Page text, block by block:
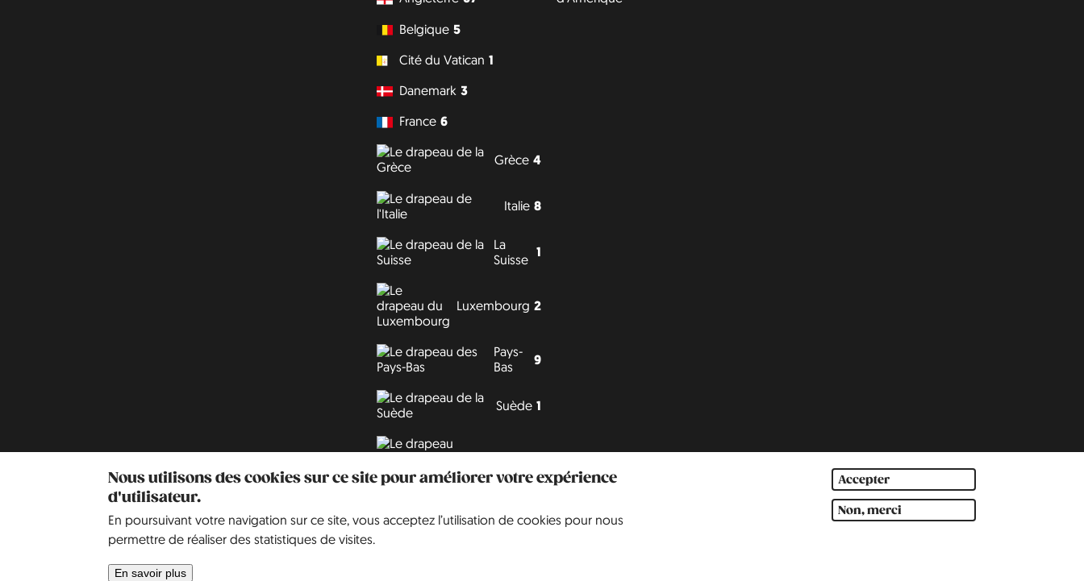
Nous utilisons des cookies sur ce site pour améliorer votre expérience
d'utilisateur.
En poursuivant votre navigation sur ce site, vous acceptez l’utilisation de cookies pour nous
permettre de réaliser des statistiques de visites.
En savoir plus
Accepter
Non, merci
Belgique 5
Cité du Vatican 1
Danemark 3
France 6
Grèce 4
Italie 8
La
Suisse 1
Luxembourg 2
Pays-
Bas
9
Suède 1
Philipp J. Conrad Creative Commons: BY, NC, DA